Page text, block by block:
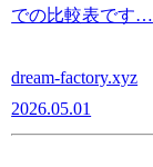
での比較表です…
dream-factory.xyz
2026.05.01